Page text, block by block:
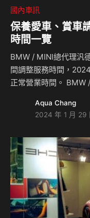
國內車訊
保養愛車、賞
時間一覽
BMW / MINI總代理汎
間調整服務時間，
正常營業時間。 BMW
期間。-2024年2月12
農曆初三至初五，營
皆有專人服務。 -
車主服務專線：0800-
在進行…
Aqua Chang
2024 年 1 月 29